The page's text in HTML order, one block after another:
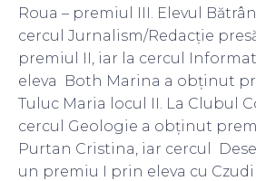
Roua – premiul III. Elevul
cercul Jurnalism/Redacție
premiul II, iar la cercul
eleva Both Marina a obținut
Tuluc Maria locul II. La Clubul
cercul Geologie a obținut
Purtan Cristina, iar cercul
un premiu I prin eleva cu